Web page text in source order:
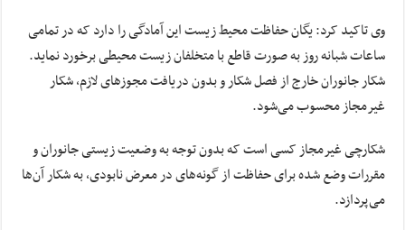
وی تاکید کرد: یگان حفاظت محیط زیست این آمادگی را دارد که در تمامی
ساعات شبانه روز به صورت قاطع با متخلفان زیست محیطی برخورد نماید.
شکار جانوران خارج از فصل شکار و بدون دریافت مجوزهای لازم، شکار
غیرمجاز محسوب می‌شود.
شکارچی غیرمجاز کسی است که بدون توجه به وضعیت زیستی جانوران و
مقررات وضع شده برای حفاظت از گونه‌های در معرض نابودی، به شکار آن‌ها
می‌پردازد.